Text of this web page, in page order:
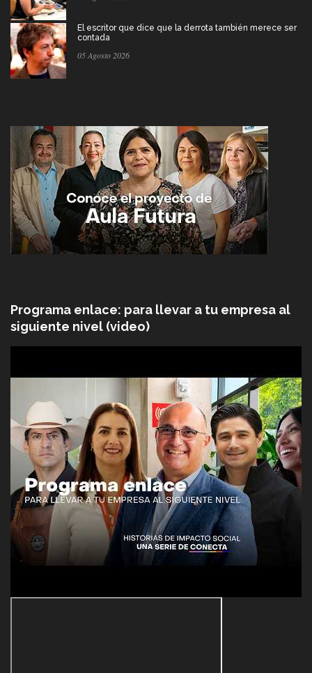
El escritor que dice que la derrota también merece ser
contada
05 Agosto 2026
Programa enlace: para llevar a tu empresa al
siguiente nivel (video)